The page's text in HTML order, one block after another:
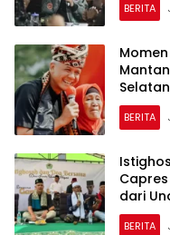
BERITA
Mbak!
BERITA
dari
Gaji
BERITA